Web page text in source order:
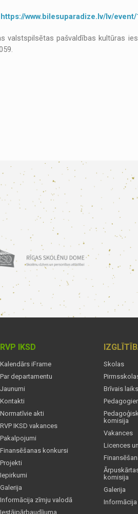
https://www.bilesuparadize.lv/lv/event/
valstspilsētas pašvaldības kultūras
RVP IKSD
Kalendārs iFrame
Par departamentu
Jaunumi
Kontakti
Normatīvie akti
RVP IKSD vakances
Pakalpojumi
Finansēšanas konkursi
Projekti
Iepirkumi
Galerija
Informācija zīmju valodā
Iestājpārbaudījuma
Skolas
Brīvais laiks
komisija
Vakances
Licences
komisija
Galerija